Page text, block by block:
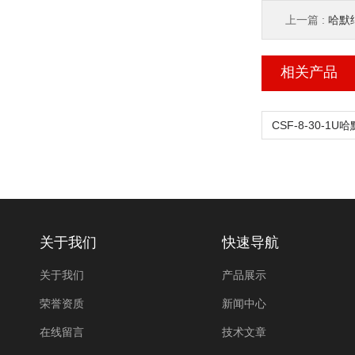
上一篇 : 哈默
相关产品
关于我们
关于我们
荣誉资质
在线留言
快速导航
产品展示
新闻中心
技术文章